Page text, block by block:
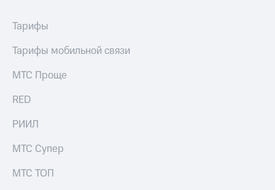
Рынок
акций
Дивиденды
Рынок
облигаций
Тарифы
Тарифы мобильной связи
МТС Проще
RED
РИИЛ
МТС Супер
МТС ТОП